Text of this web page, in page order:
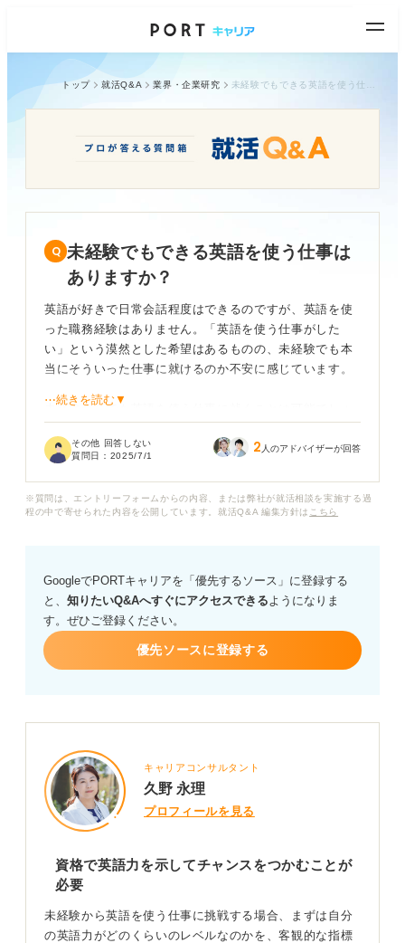
トップ 就活Q&A 業界・企業研究
未経験でもできる英語を使う仕事は
ありますか？
英語が好きで日常会話程度はできるのですが、英語を使
った職務経験はありません。「英語を使う仕事がした
い」という漠然とした希望はあるものの、未経験でも本
当にそういった仕事に就けるのか不安に感じています。
未経験からでも英語を使う仕事に就くことは可能でしょ
いった仕事を探す際のポイントや、未経験者が採用され
⋯続きを読む▼
その他 回答しない
質問日： 2025/7/1 2 人のアドバイザーが回答
※質問は、エントリーフォームからの内容、または弊社が就活相談を実施する過
程の中で寄せられた内容を公開しています。就活Q&A 編集方針は こちら
GoogleでPORTキャリアを「優先するソース」に登録する
と、 知りたいQ&Aへすぐにアクセスできるようになりま
す。ぜひご登録ください。
優先ソースに登録する
キャリアコンサルタント
久野 永理
プロフィールを見る
資格で英語力を示してチャンスをつかむことが
必要
未経験から英語を使う仕事に挑戦する場合、まずは自分
の英語力がどのくらいのレベルなのかを、客観的な指標